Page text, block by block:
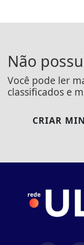
Não
Você pode ler
classificados e
CRIAR